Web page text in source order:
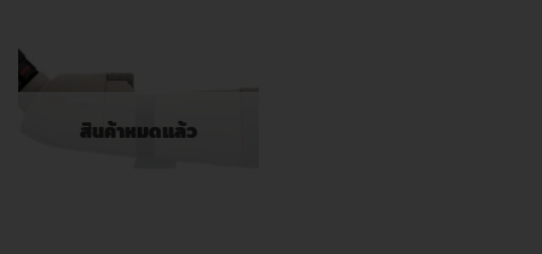
สินค้าหมดแล้ว